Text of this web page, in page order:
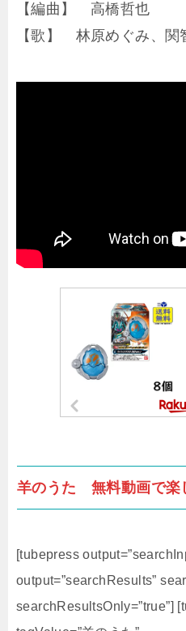
【編曲】 高橋哲也
【歌】 林原めぐみ、関
羊のうた 無料動画で楽
[tubepress
output=”searchResults”
searchResultsOnly=”true”]